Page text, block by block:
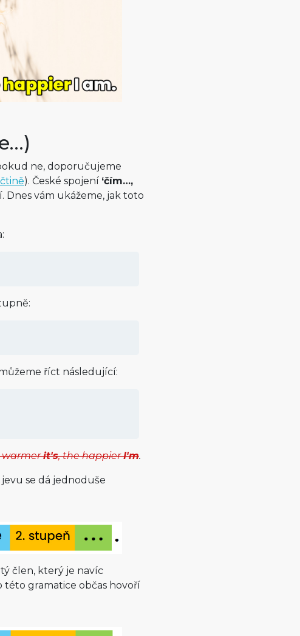
ne, doporučujeme
). České spojení ‘čím…,
vám ukážeme, jak toto
říct následující:
warmerit's, the happierI'm.
se dá jednoduše
člen, který je navíc
této gramatice občas hovoří